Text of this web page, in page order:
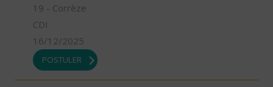
19 - Corrèze
CDI
16/12/2025
POSTULER